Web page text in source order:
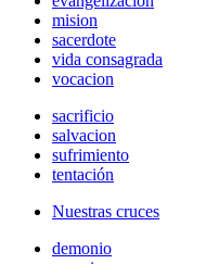
mision
sacerdote
vida consagrada
vocacion
sacrificio
salvacion
sufrimiento
tentación
Nuestras cruces
demonio